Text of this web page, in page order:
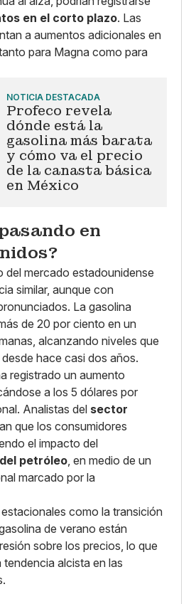
en el corto plazo. Las
a aumentos adicionales en
para Magna como para
NOTICIA DESTACADA
Profeco revela
dónde está la
gasolina más barata
y cómo va el precio
de la canasta básica
en México
en
del mercado estadounidense
similar, aunque con
La gasolina
de 20 por ciento en un
alcanzando niveles que
hace casi dos años.
registrado un aumento
a los 5 dólares por
Analistas del sector
que los consumidores
el impacto del
petróleo , en medio de un
marcado por la
como la transición
de verano están
sobre los precios, lo que
alcista en las